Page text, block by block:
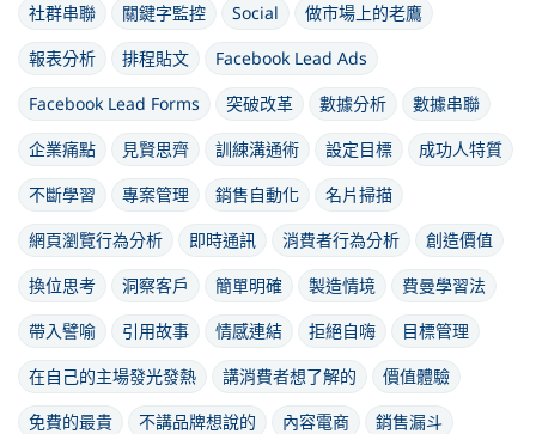
社群串聯
關鍵字監控 Social
做市場上的老鷹
報表分析
排程貼文
Facebook Lead Ads
Facebook Lead Forms
突破改革 數據分析
數據串聯
企業痛點
見賢思齊 訓練溝通術 設定目標
成功人特質
不斷學習
專案管理 銷售自動化
名片掃描
網頁瀏覽行為分析
即時通訊 消費者行為分析
創造價值
換位思考
洞察客戶 簡單明確 製造情境
費曼學習法
帶入譬喻
引用故事 情感連結 拒絕自嗨
目標管理
在自己的主場發光發熱
講消費者想了解的
價值體驗
免費的最貴
不講品牌想說的 內容電商
銷售漏斗